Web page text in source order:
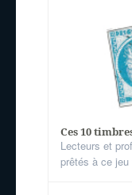
Ces 10
Lecteurs et
prêtés à ce jeu